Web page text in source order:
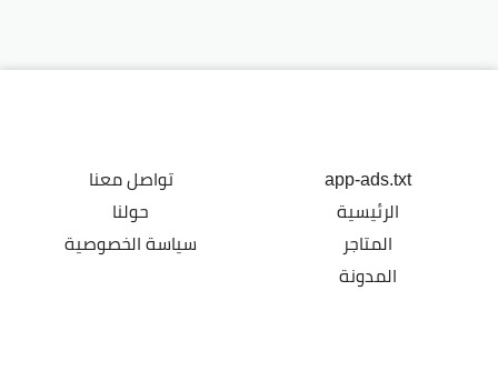
app-ads.txt
الرئيسية
المتاجر
المدونة
تواصل معنا
حولنا
سياسة الخصوصية